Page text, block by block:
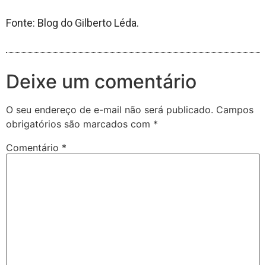
Fonte: Blog do Gilberto Léda.
Deixe um comentário
O seu endereço de e-mail não será publicado. Campos
obrigatórios são marcados com *
Comentário *